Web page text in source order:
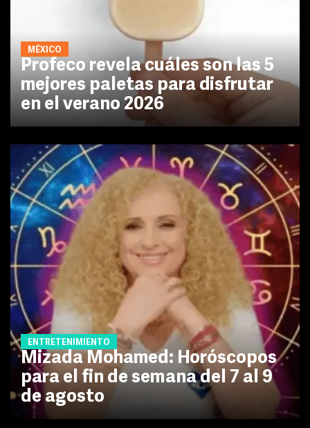
MÉXICO
Profeco revela cuáles son las 5
mejores paletas para disfrutar
en el verano 2026
ENTRETENIMIENTO
Mizada Mohamed: Horóscopos
para el fin de semana del 7 al 9
de agosto